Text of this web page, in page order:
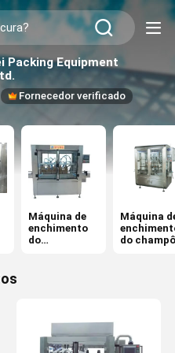
Packing Equipment
Fornecedor verificado
Máquina de
enchimento
do
Máquina
do champô